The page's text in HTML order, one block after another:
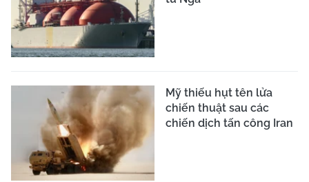
Mỹ thiếu hụt tên lửa
chiến thuật sau các
chiến dịch tấn công Iran